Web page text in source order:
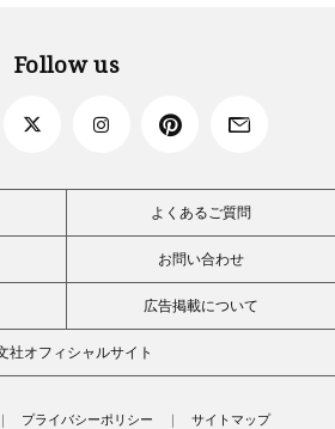
Follow us
よくあるご質問
お問い合わせ
広告掲載について
社オフィシャルサイト
プライバシーポリシー サイトマップ